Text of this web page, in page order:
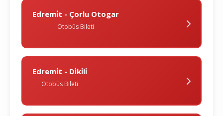
Edremi̇t - Çorlu Otogar
Otobüs Bileti
Edremi̇t - Di̇ki̇li̇
Otobüs Bileti